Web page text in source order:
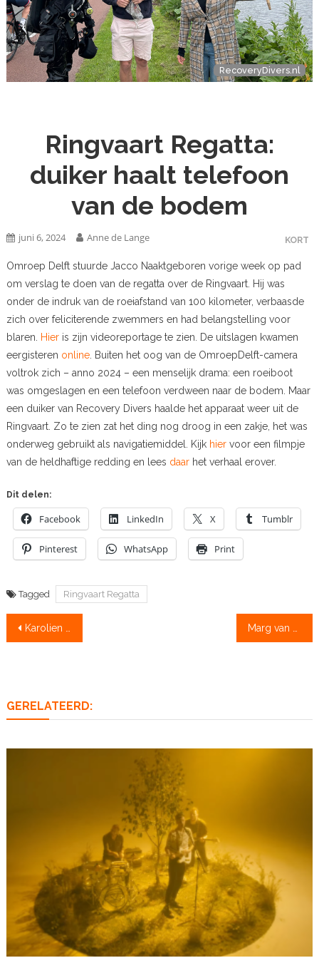
RecoveryDivers.nl
Ringvaart Regatta:
duiker haalt telefoon
van de bodem
KORT
juni 6, 2024 Anne de Lange
Omroep Delft stuurde Jacco Naaktgeboren vorige week op pad
om verslag te doen van de regatta over de Ringvaart. Hij was
onder de indruk van de roeiafstand van 100 kilometer, verbaasde
zich over feliciterende zwemmers en had belangstelling voor
blaren.
Hieris zijn videoreportage te zien. De uitslagen kwamen
eergisteren online. Buiten het oog van de OmroepDelft-camera
voltrok zich – anno 2024 – een menselijk drama: een roeiboot
was omgeslagen en een telefoon verdween naar de bodem. Maar
een duiker van Recovery Divers haalde het apparaat weer uit de
Ringvaart. Zo te zien zat het ding nog droog in een zakje, het was
onderweg gebruikt als navigatiemiddel. Kijk hiervoor een filmpje
van de heldhaftige redding en lees daarhet verhaal erover.
Dit delen:
Facebook LinkedIn X Tumblr
Pinterest WhatsApp Print
Tagged Ringvaart Regatta
Bericht
Karolien Florijn in Trouw: ‘leef van dag tot dag’, Simon van Dorp bij NOS: ‘gokken met andermans geld’
GERELATEERD: